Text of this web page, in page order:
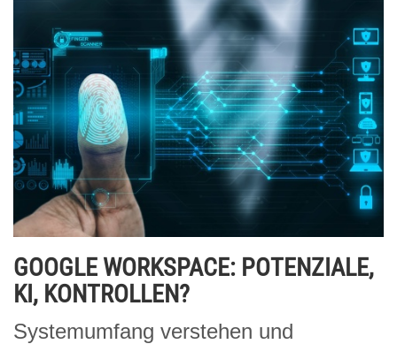
GOOGLE WORKSPACE: POTENZIALE,
KI, KONTROLLEN?
Systemumfang verstehen und